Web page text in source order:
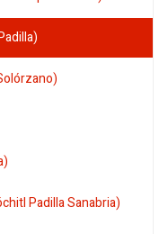
Padilla Sanabria)